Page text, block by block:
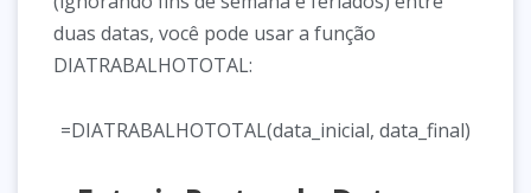
duas datas, você pode usar a função
DIATRABALHOTOTAL:
=DIATRABALHOTOTAL(data_inicial, data_final)